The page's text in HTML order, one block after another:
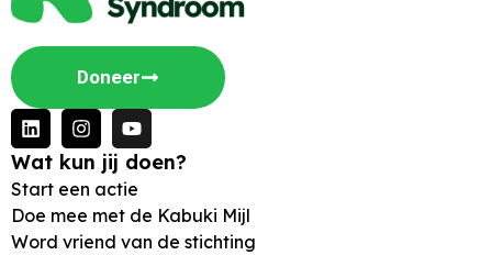
Doneer
Wat kun jij doen?
Start een actie
Doe mee met de Kabuki Mijl
Word vriend van de stichting